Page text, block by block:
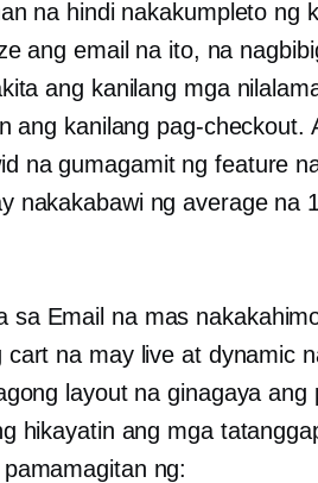
na hindi nakakumpleto ng
ang email na ito, na
ang kanilang mga
ang kanilang pag-checkout.
na gumagamit ng feature
nakakabawi ng average na
sa Email na mas
cart na may live at dynamic
layout na ginagaya ang
hikayatin ang mga
ng: